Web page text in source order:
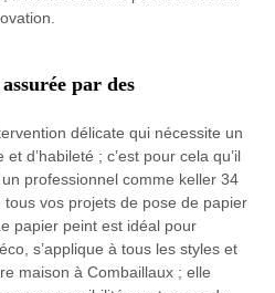
par des
délicate qui nécessite un
d’habileté ; c’est pour cela qu’il
professionnel comme keller 34
tous vos projets de pose de papier
papier peint est idéal pour
s’applique à tous les styles et
maison à Combaillaux ; elle